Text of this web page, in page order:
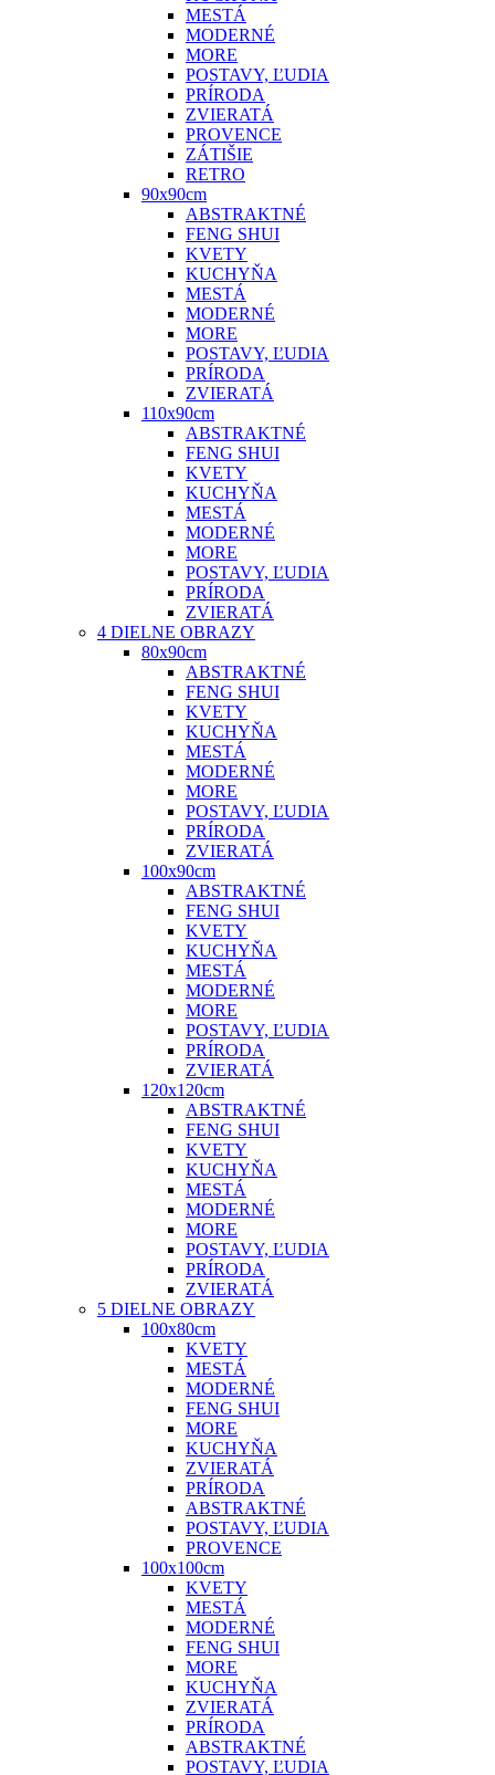
MESTÁ
MODERNÉ
MORE
POSTAVY, ĽUDIA
PRÍRODA
ZVIERATÁ
PROVENCE
ZÁTIŠIE
RETRO
90x90cm
ABSTRAKTNÉ
FENG SHUI
KVETY
KUCHYŇA
MESTÁ
MODERNÉ
MORE
POSTAVY, ĽUDIA
PRÍRODA
ZVIERATÁ
110x90cm
ABSTRAKTNÉ
FENG SHUI
KVETY
KUCHYŇA
MESTÁ
MODERNÉ
MORE
POSTAVY, ĽUDIA
PRÍRODA
ZVIERATÁ
4 DIELNE OBRAZY
80x90cm
ABSTRAKTNÉ
FENG SHUI
KVETY
KUCHYŇA
MESTÁ
MODERNÉ
MORE
POSTAVY, ĽUDIA
PRÍRODA
ZVIERATÁ
100x90cm
ABSTRAKTNÉ
FENG SHUI
KVETY
KUCHYŇA
MESTÁ
MODERNÉ
MORE
POSTAVY, ĽUDIA
PRÍRODA
ZVIERATÁ
120x120cm
ABSTRAKTNÉ
FENG SHUI
KVETY
KUCHYŇA
MESTÁ
MODERNÉ
MORE
POSTAVY, ĽUDIA
PRÍRODA
ZVIERATÁ
5 DIELNE OBRAZY
100x80cm
KVETY
MESTÁ
MODERNÉ
FENG SHUI
MORE
KUCHYŇA
ZVIERATÁ
PRÍRODA
ABSTRAKTNÉ
POSTAVY, ĽUDIA
PROVENCE
100x100cm
KVETY
MESTÁ
MODERNÉ
FENG SHUI
MORE
KUCHYŇA
ZVIERATÁ
PRÍRODA
ABSTRAKTNÉ
POSTAVY, ĽUDIA